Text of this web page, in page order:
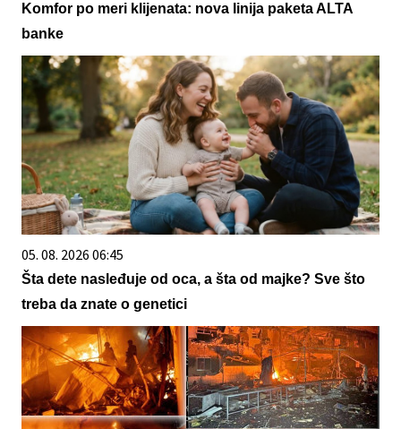
Komfor po meri klijenata: nova linija paketa ALTA
banke
05. 08. 2026 06:45
Šta dete nasleđuje od oca, a šta od majke? Sve što
treba da znate o genetici